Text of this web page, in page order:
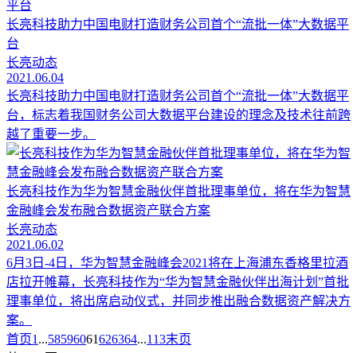
长亮科技助力中国电财打造财务公司首个“流批一体”大数据平
台
长亮动态
2021.06.04
长亮科技助力中国电财打造财务公司首个“流批一体”大数据平
台，标志着我国财务公司大数据平台建设的理念及技术往前跨
越了重要一步。
长亮科技作为华为智慧金融伙伴首批理事单位，将在华为智慧
金融峰会发布融合数据资产联合方案
长亮动态
2021.06.02
6月3日-4日，华为智慧金融峰会2021将在上海浦东香格里拉酒
店拉开帷幕，长亮科技作为“华为智慧金融伙伴出海计划”首批
理事单位，将出席启动仪式，并同步推出融合数据资产解决方
案。
首页1 ...58596061626364...113末页